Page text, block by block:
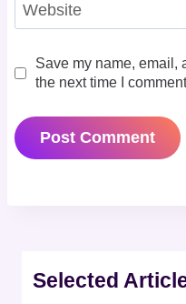
Website
Save my name, email,
the next time I
Selected